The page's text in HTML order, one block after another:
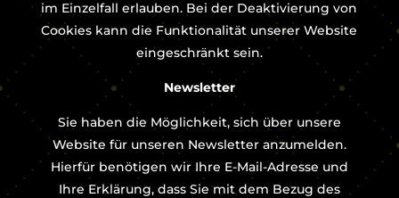
im Einzelfall erlauben. Bei der Deaktivierung von
Cookies kann die Funktionalität unserer Website
eingeschränkt sein.
Newsletter
Sie haben die Möglichkeit, sich über unsere
Website für unseren Newsletter anzumelden.
Hierfür benötigen wir Ihre E-Mail-Adresse und
Ihre Erklärung, dass Sie mit dem Bezug des